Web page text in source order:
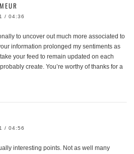
/ 04:36
to uncover out much more associated to
information prolonged my sentiments as
your feed to remain updated on each
create. You’re worthy of thanks for a
/ 04:56
interesting points. Not as well many